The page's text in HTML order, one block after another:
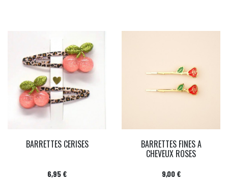
BARRETTES CERISES
Prix
6,95 €
BARRETTES FINES A
CHEVEUX ROSES
Prix
9,00 €